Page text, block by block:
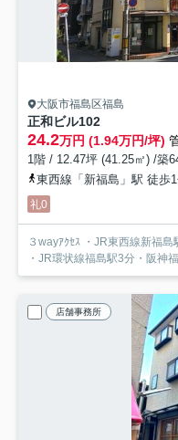
大阪市福島区福島
正和ビル102
24.2万円 (1.94万円/坪)
1階 / 12.47坪 (41.25㎡) /築
東西線「新福島」駅 徒歩
礼0
３wayｱｸｾｽ ・JR東西線新福島
・JR環状線福島駅3分・阪神
店舗事務所